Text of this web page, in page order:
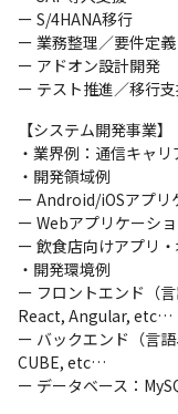
ー S/4HANA移行
ー 業務整理／要件定義
ー アドオン設計開発
ー テスト推進／移行
【システム開発事業】
・業界例：通信キャ
・開発領域例
ー Android/iOSアプリ
ー Webアプリケーシ
ー 飲食店向けアプリ
・開発環境例
ー フロントエンド（
React, Angular, etc…
ー バックエンド（言
CUBE, etc…
ー データベース：